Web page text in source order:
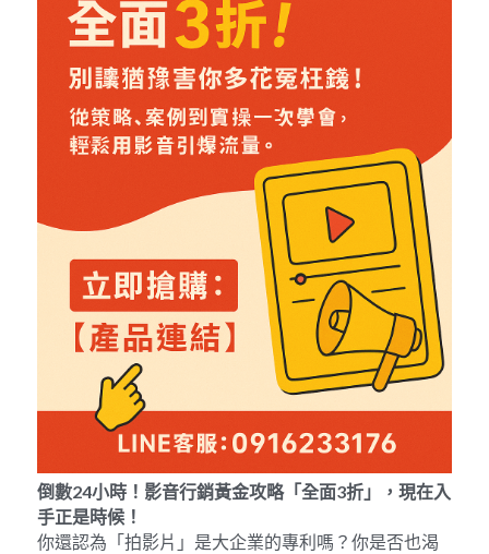
倒數24小時！影音行銷黃金攻略「全面3折」，現在入
手正是時候！
你還認為「拍影片」是大企業的專利嗎？你是否也渴